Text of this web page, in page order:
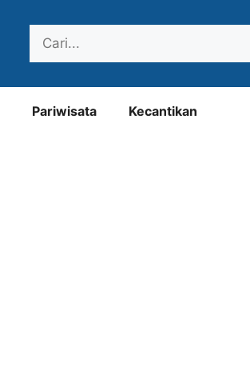
Pariwisata Kecantikan